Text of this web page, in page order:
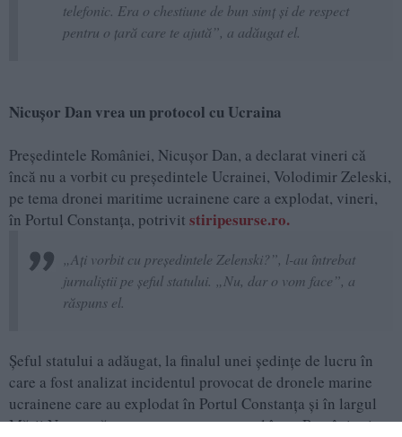
telefonic. Era o chestiune de bun simț și de respect
pentru o țară care te ajută”, a adăugat el.
Nicuşor Dan vrea un protocol cu Ucraina
Preşedintele României, Nicuşor Dan, a declarat vineri că
încă nu a vorbit cu preşedintele Ucrainei, Volodimir Zeleski,
pe tema dronei maritime ucrainene care a explodat, vineri,
în Portul Constanţa, potrivit stiripesurse.ro.
„Ați vorbit cu președintele Zelenski?”, l-au întrebat
jurnaliștii pe șeful statului. „Nu, dar o vom face”, a
răspuns el.
Șeful statului a adăugat, la finalul unei şedinţe de lucru în
care a fost analizat incidentul provocat de dronele marine
ucrainene care au explodat în Portul Constanţa şi în largul
Mării Negre, că este necesar un protocol între România și